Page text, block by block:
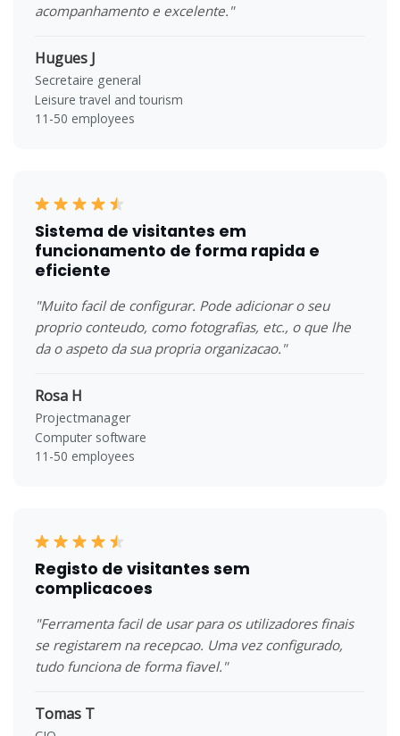
acompanhamento e excelente."
Hugues J
Secretaire general
Leisure travel and tourism
11-50 employees
Sistema de visitantes em
funcionamento de forma rapida e
eficiente
"Muito facil de configurar. Pode adicionar o seu
proprio conteudo, como fotografias, etc., o que lhe
da o aspeto da sua propria organizacao."
Rosa H
Projectmanager
Computer software
11-50 employees
Registo de visitantes sem
complicacoes
"Ferramenta facil de usar para os utilizadores finais
se registarem na recepcao. Uma vez configurado,
tudo funciona de forma fiavel."
Tomas T